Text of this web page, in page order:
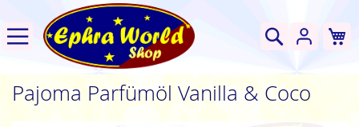
Suche
Pajoma Parfümöl Vanilla & Coco